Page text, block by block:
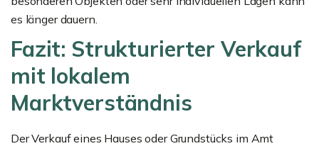
es länger dauern.
Fazit: Strukturierter Verkauf
mit lokalem
Marktverständnis
Der Verkauf eines Hauses oder Grundstücks im Amt